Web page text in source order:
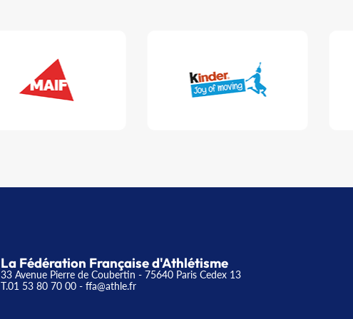
La Fédération Française d'Athlétisme
33 Avenue Pierre de Coubertin - 75640 Paris Cedex 13
T.01 53 80 70 00 - ffa@athle.fr